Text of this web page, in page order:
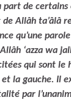
de certains
Allâh ta’âlâ
qu’une
‘azza wa
qui sont le
la gauche. Il
par